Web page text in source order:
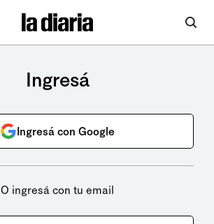
Ingresá
Ingresá con Google
O ingresá con tu email